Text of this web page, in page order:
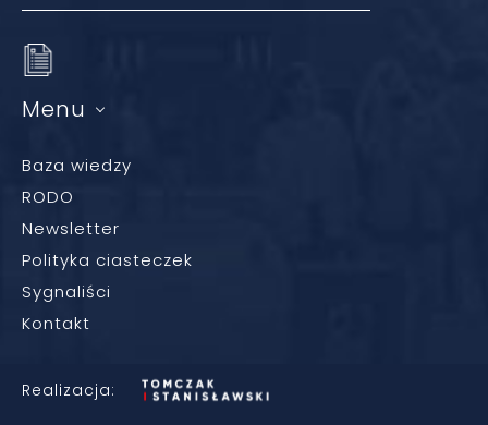
Menu
Baza wiedzy
RODO
Newsletter
Polityka ciasteczek
Sygnaliści
Kontakt
Realizacja: